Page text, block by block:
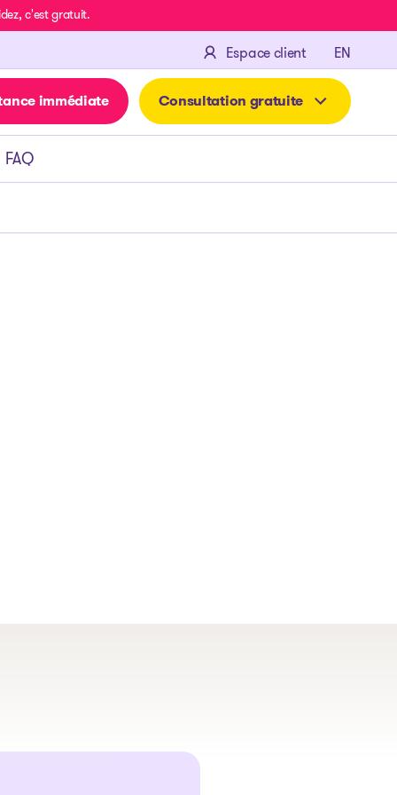
c'est gratuit.
Espace client EN
immédiate Consultation gratuite
FAQ